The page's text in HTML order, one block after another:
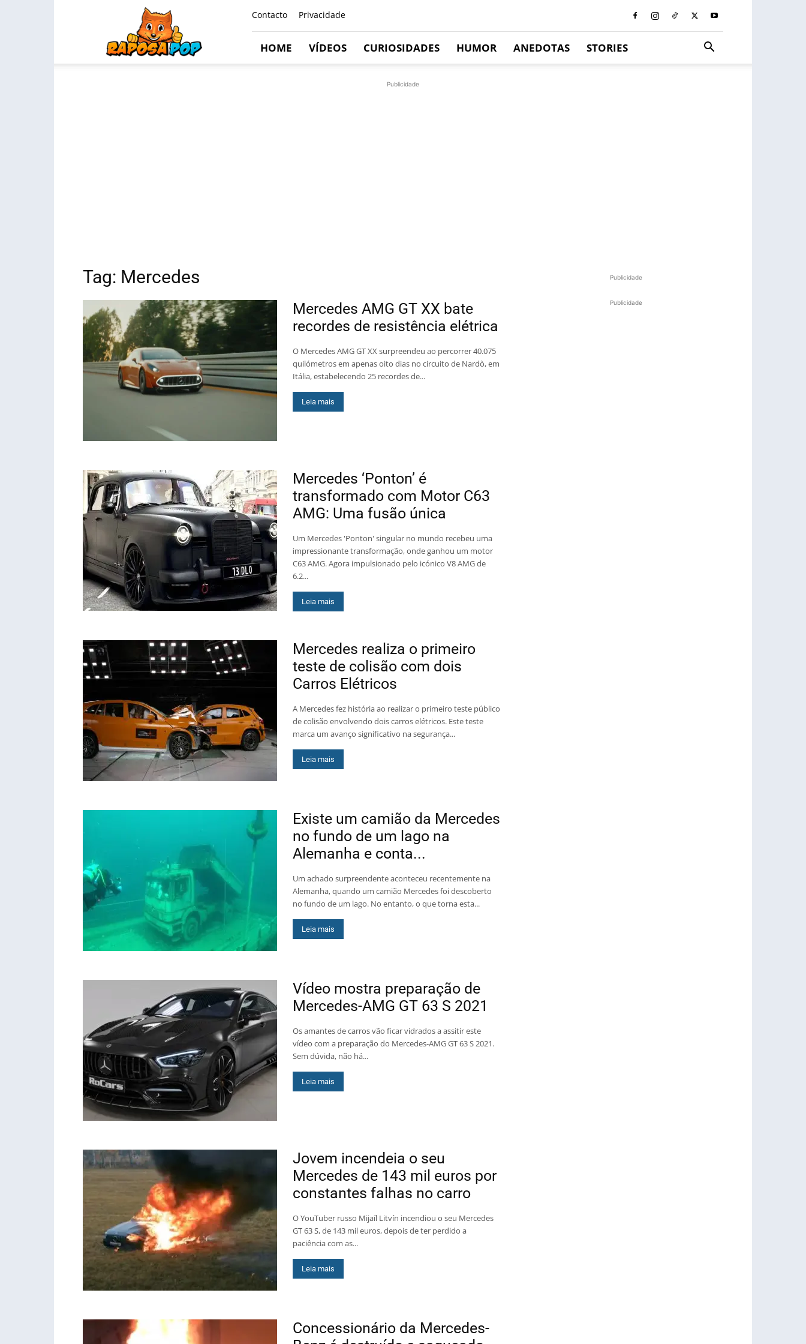
Contacto Privacidade
HOME VÍDEOS CURIOSIDADES HUMOR ANEDOTAS STORIES
Publicidade
Tag: Mercedes
Mercedes AMG GT XX bate
recordes de resistência elétrica
O Mercedes AMG GT XX surpreendeu ao percorrer 40.075
quilómetros em apenas oito dias no circuito de Nardò, em
Itália, estabelecendo 25 recordes de...
Leia mais
Mercedes ‘Ponton’ é
transformado com Motor C63
AMG: Uma fusão única
Um Mercedes 'Ponton' singular no mundo recebeu uma
impressionante transformação, onde ganhou um motor
C63 AMG. Agora impulsionado pelo icónico V8 AMG de
6.2...
Leia mais
Mercedes realiza o primeiro
teste de colisão com dois
Carros Elétricos
A Mercedes fez história ao realizar o primeiro teste público
de colisão envolvendo dois carros elétricos. Este teste
marca um avanço significativo na segurança...
Leia mais
Existe um camião da Mercedes
no fundo de um lago na
Alemanha e conta...
Um achado surpreendente aconteceu recentemente na
Alemanha, quando um camião Mercedes foi descoberto
no fundo de um lago. No entanto, o que torna esta...
Leia mais
Vídeo mostra preparação de
Mercedes-AMG GT 63 S 2021
Os amantes de carros vão ficar vidrados a assitir este
vídeo com a preparação do Mercedes-AMG GT 63 S 2021.
Sem dúvida, não há...
Leia mais
Jovem incendeia o seu
Mercedes de 143 mil euros por
constantes falhas no carro
O YouTuber russo Mijaíl Litvín incendiou o seu Mercedes
GT 63 S, de 143 mil euros, depois de ter perdido a
paciência com as...
Leia mais
Concessionário da Mercedes-
Publicidade
Publicidade